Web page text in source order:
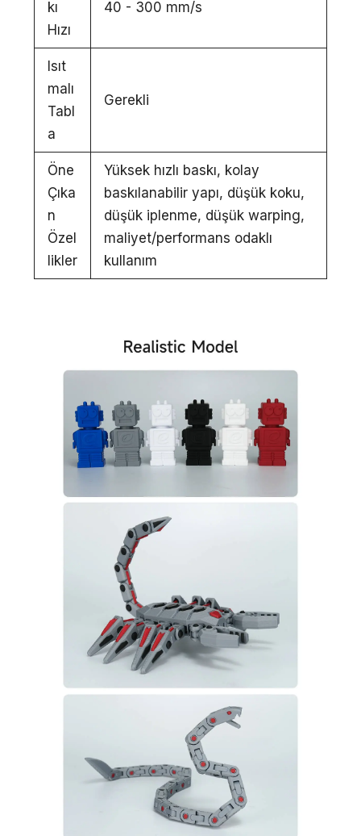
kı
Hızı
40 - 300 mm/s
Isıt
malı
Tabl
a
Gerekli
Öne
Çıka
n
Özel
likler
Yüksek hızlı baskı, kolay
baskılanabilir yapı, düşük koku,
düşük iplenme, düşük warping,
maliyet/performans odaklı
kullanım